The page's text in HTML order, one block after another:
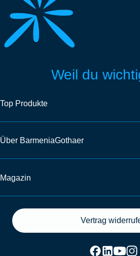
Weil du
Top Produkte
Über BarmeniaGothaer
Magazin
Vertrag